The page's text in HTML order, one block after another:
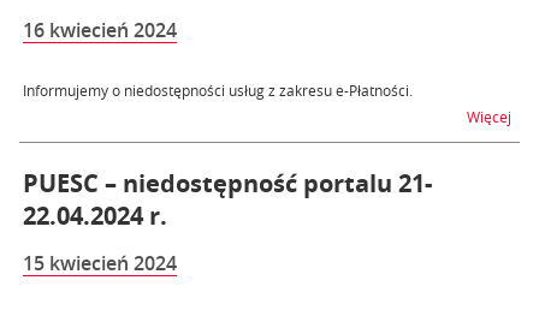
16 kwiecień 2024
Informujemy o niedostępności usług z zakresu e-Płatności.
Więcej
PUESC – niedostępność portalu 21-
22.04.2024 r.
15 kwiecień 2024